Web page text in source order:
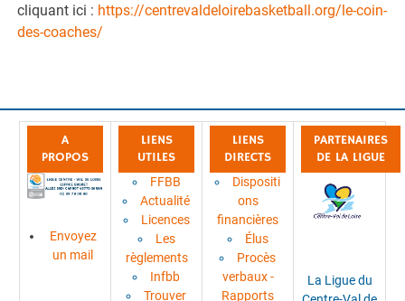
cliquant ici : https://centrevaldeloirebasketball.org/le-coin-
des-coaches/
A
PROPOS
Envoyez
un mail
LIENS
UTILES
FFBB
Actualité
Licences
Les
règlements
Infbb
Trouver
LIENS
DIRECTS
Dispositi
ons
financières
Élus
Procès
verbaux -
Rapports
PARTENAIRES
DE LA LIGUE
La Ligue du